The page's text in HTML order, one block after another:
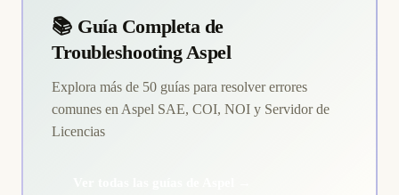
📚 Guía Completa de
Troubleshooting Aspel
Explora más de 50 guías para resolver errores
comunes en Aspel SAE, COI, NOI y Servidor de
Licencias